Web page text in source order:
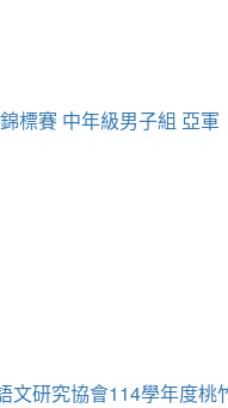
標賽 中年級男子組 亞軍
文研究協會114學年度